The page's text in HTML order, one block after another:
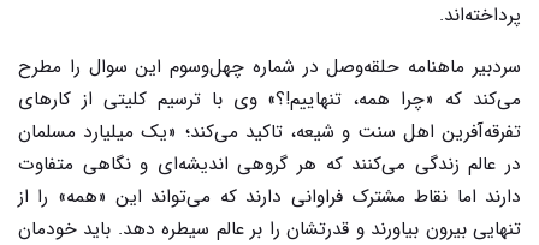
پرداخته‌اند.
سردبیر ماهنامه حلقه‌وصل در شماره چهل‌وسوم این سوال را مطرح
می‌کند که «چرا همه، تنهاییم!؟» وی با ترسیم کلیتی از کارهای
تفرقه‌آفرین اهل سنت و شیعه، تاکید می‌کند؛ «یک میلیارد مسلمان
در عالم زندگی می‌کنند که هر گروهی اندیشه‌ای و نگاهی متفاوت
دارند اما نقاط مشترک فراوانی دارند که می‌تواند این «همه» را از
تنهایی بیرون بیاورند و قدرتشان را بر عالم سیطره دهد. باید خودمان